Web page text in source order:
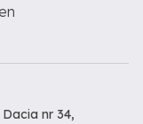
nr 34,